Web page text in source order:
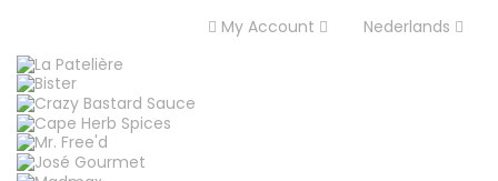
Nederlands
My Account